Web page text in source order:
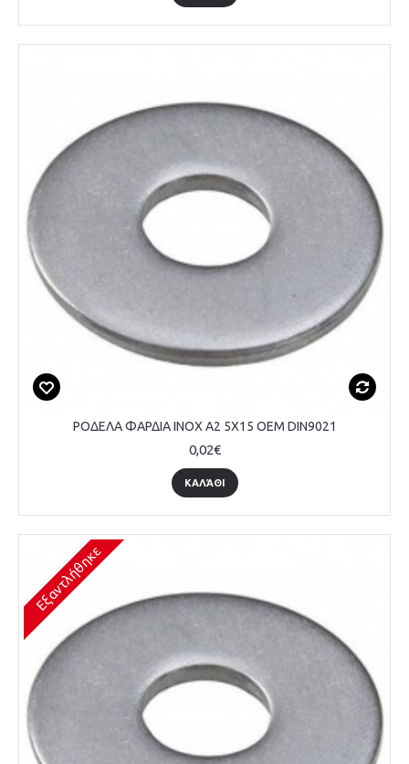
ΡΟΔΕΛΑ ΦΑΡΔΙΑ INOX A2 5Χ15 OEM DIN9021
0,02€
ΚΑΛΆΘΙ
Εξαντλήθηκε